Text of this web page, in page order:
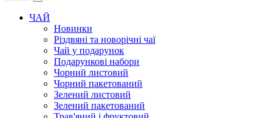
ЧАЙ
Новинки
Різдвяні та новорічні чаї
Чай у подарунок
Подарункові набори
Чорний листовий
Чорний пакетований
Зелений листовий
Зелений пакетований